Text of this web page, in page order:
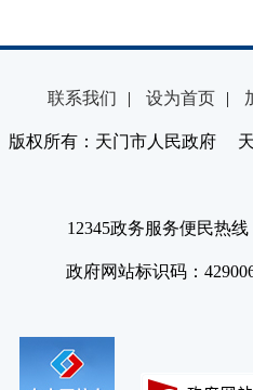
联系我们 | 设为首页 |
版权所有：天门市人民政府
12345政务服务便民热
政府网站标识码：